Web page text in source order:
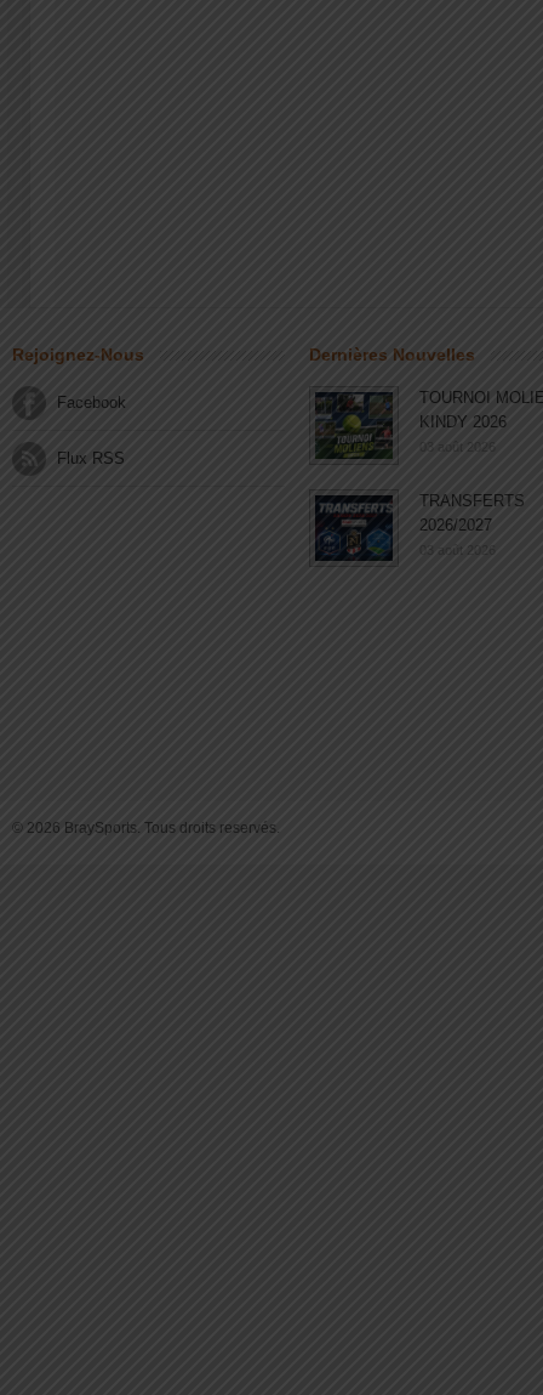
Rejoignez-Nous
Facebook
Flux RSS
Dernières Nouvelles
TOURNOI
KINDY 2026
03 août 2026
TRANSFERTS
2026/2027
03 août 2026
© 2026 BraySports. Tous droits reservés.